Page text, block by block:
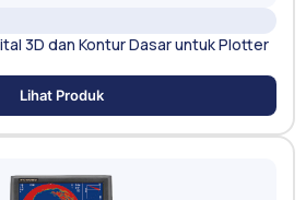
3D dan Kontur Dasar untuk Plotter
Lihat Produk